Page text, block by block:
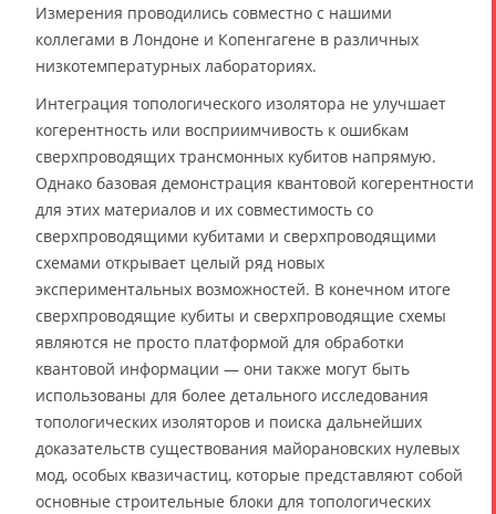
Измерения проводились совместно с нашими
коллегами в Лондоне и Копенгагене в различных
низкотемпературных лабораториях.
Интеграция топологического изолятора не улучшает
когерентность или восприимчивость к ошибкам
сверхпроводящих трансмонных кубитов напрямую.
Однако базовая демонстрация квантовой когерентности
для этих материалов и их совместимость со
сверхпроводящими кубитами и сверхпроводящими
схемами открывает целый ряд новых
экспериментальных возможностей. В конечном итоге
сверхпроводящие кубиты и сверхпроводящие схемы
являются не просто платформой для обработки
квантовой информации — они также могут быть
использованы для более детального исследования
топологических изоляторов и поиска дальнейших
доказательств существования майорановских нулевых
мод, особых квазичастиц, которые представляют собой
основные строительные блоки для топологических